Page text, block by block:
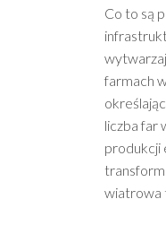
Co to są
farmach
liczba far
produkcji
wiatrowa